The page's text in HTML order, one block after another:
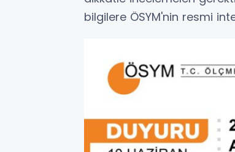
bilgilere ÖSYM'nin resmi